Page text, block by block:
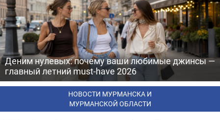
Деним нулевых: почему ваши любимые джинсы —
главный летний must-have 2026
НОВОСТИ МУРМАНСКА И
МУРМАНСКОЙ ОБЛАСТИ